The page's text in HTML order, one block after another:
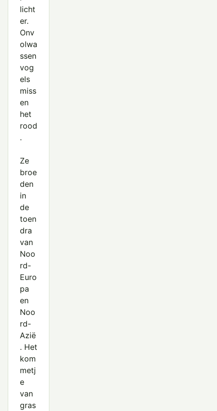
licht
er.
Onv
olwa
ssen
vog
els
miss
en
het
rood
.
Ze
broe
den
in
de
toen
dra
van
Noo
rd-
Euro
pa
en
Noo
rd-
Azië
. Het
kom
metj
e
van
gras